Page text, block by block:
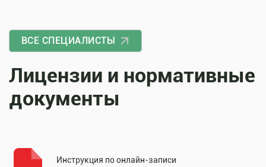
ВСЕ СПЕЦИАЛИСТЫ
Лицензии и нормативные
документы
Инструкция по онлайн-записи